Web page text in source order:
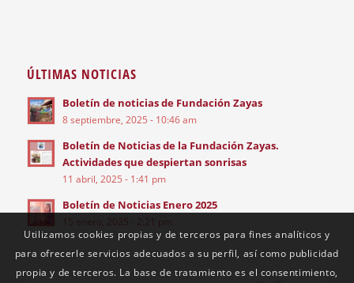
ÚLTIMAS NOTICIAS
Boletín de noticias de Fundación Zayas
8 septiembre, 2025 - 10:46 am
Boletín de Noticias de la Fundación Zayas.
Actividades que despiertan sonrisas
11 abril, 2025 - 1:41 pm
Boletín de Noticias Enero 2025
15 enero, 2025 - 2:21 pm
Utilizamos cookies propias y de terceros para fines analíticos y
para ofrecerle servicios adecuados a su perfil, así como publicidad
propia y de terceros. La base de tratamiento es el consentimiento,